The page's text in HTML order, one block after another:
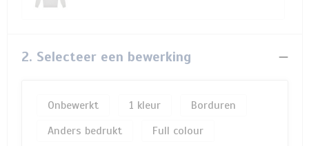
2. Selecteer een bewerking
Onbewerkt 1
Borduren
Anders bedrukt
Full colour